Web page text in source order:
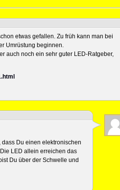
etwas gefallen. Zu früh kann man bei
Umrüstung beginnen.
auch noch ein sehr guter LED-Ratgeber,
Du einen elektronischen
LED allein erreichen das
Du über der Schwelle und